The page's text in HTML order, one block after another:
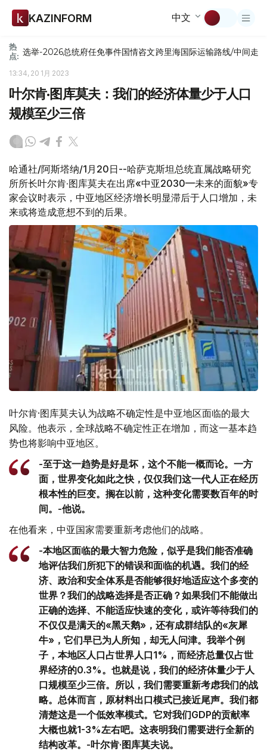
KAZINFORM 中文
热
点: 选举-2026总统府任免事件国情咨文跨里海国际运输路线/中间走廊
13:34, 20 1月 2023
叶尔肯·图库莫夫：我们的经济体量少于人口
规模至少三倍
哈通社/阿斯塔纳/1月20日--哈萨克斯坦总统直属战略研究
所所长叶尔肯·图库莫夫在出席«中亚2030—未来的面貌»专
家会议时表示，中亚地区经济增长明显滞后于人口增加，未
来或将造成意想不到的后果。
叶尔肯·图库莫夫认为战略不确定性是中亚地区面临的最大
风险。他表示，全球战略不确定性正在增加，而这一基本趋
势也将影响中亚地区。
-至于这一趋势是好是坏，这个不能一概而论。一方
面，世界变化如此之快，仅仅我们这一代人正在经历
根本性的巨变。搁在以前，这种变化需要数百年的时
间。-他说。
在他看来，中亚国家需要重新考虑他们的战略。
-本地区面临的最大智力危险，似乎是我们能否准确
地评估我们所犯下的错误和面临的机遇。我们的经
济、政治和安全体系是否能够很好地适应这个多变的
世界？我们的战略选择是否正确？如果我们不能做出
正确的选择、不能适应快速的变化，或许等待我们的
不仅仅是满天的«黑天鹅»，还有成群结队的«灰犀
牛»，它们早已为人所知，却无人问津。我举个例
子，本地区人口占世界人口1%，而经济总量仅占世
界经济的0.3%。也就是说，我们的经济体量少于人
口规模至少三倍。所以，我们需要重新考虑我们的战
略。总体而言，原材料出口模式已接近尾声。我们都
清楚这是一个低效率模式。它对我们GDP的贡献率
大概也就1-3%左右吧。这表明我们需要进行全新的
结构改革。-叶尔肯·图库莫夫说。